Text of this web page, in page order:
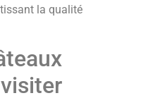
la qualité